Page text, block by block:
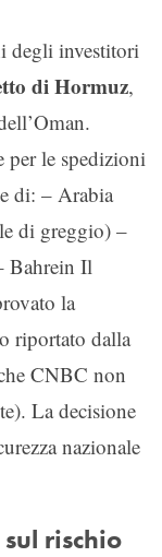
degli investitori
di Hormuz,
per le spedizioni
di: – Arabia
di greggio) –
Bahrein Il
la
riportato dalla
CNBC non
La decisione
nazionale
rischio